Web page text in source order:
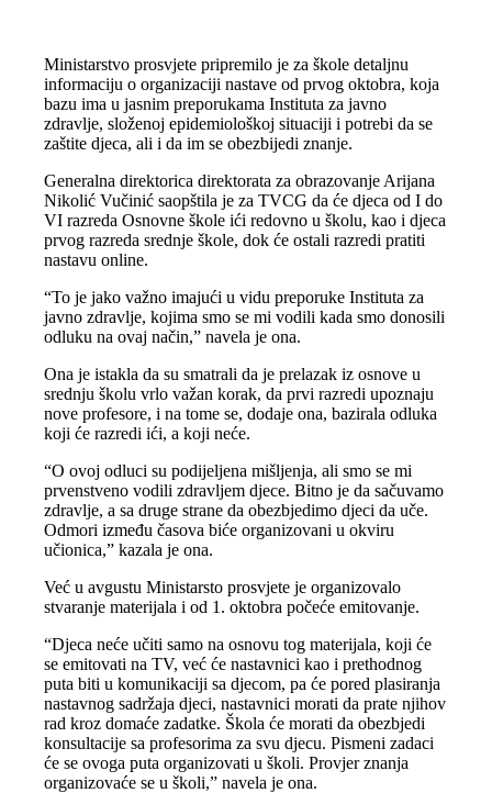
Ministarstvo prosvjete pripremilo je za škole detaljnu
informaciju o organizaciji nastave od prvog oktobra, koja
bazu ima u jasnim preporukama Instituta za javno
zdravlje, složenoj epidemiološkoj situaciji i potrebi da se
zaštite djeca, ali i da im se obezbijedi znanje.
Generalna direktorica direktorata za obrazovanje Arijana
Nikolić Vučinić saopštila je za TVCG da će djeca od I do
VI razreda Osnovne škole ići redovno u školu, kao i djeca
prvog razreda srednje škole, dok će ostali razredi pratiti
nastavu online.
“To je jako važno imajući u vidu preporuke Instituta za
javno zdravlje, kojima smo se mi vodili kada smo donosili
odluku na ovaj način,” navela je ona.
Ona je istakla da su smatrali da je prelazak iz osnove u
srednju školu vrlo važan korak, da prvi razredi upoznaju
nove profesore, i na tome se, dodaje ona, bazirala odluka
koji će razredi ići, a koji neće.
“O ovoj odluci su podijeljena mišljenja, ali smo se mi
prvenstveno vodili zdravljem djece. Bitno je da sačuvamo
zdravlje, a sa druge strane da obezbjedimo djeci da uče.
Odmori između časova biće organizovani u okviru
učionica,” kazala je ona.
Već u avgustu Ministarsto prosvjete je organizovalo
stvaranje materijala i od 1. oktobra počeće emitovanje.
“Djeca neće učiti samo na osnovu tog materijala, koji će
se emitovati na TV, već će nastavnici kao i prethodnog
puta biti u komunikaciji sa djecom, pa će pored plasiranja
nastavnog sadržaja djeci, nastavnici morati da prate njihov
rad kroz domaće zadatke. Škola će morati da obezbjedi
konsultacije sa profesorima za svu djecu. Pismeni zadaci
će se ovoga puta organizovati u školi. Provjer znanja
organizovaće se u školi,” navela je ona.